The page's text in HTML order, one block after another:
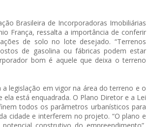
Brasileira de Incorporadoras Imobiliárias
França, ressalta a importância de conferir
de solo no lote desejado. “Terrenos
de gasolina ou fábricas podem estar
bom é aquele que deixa o terreno
a legislação em vigor na área do terreno e o
ela está enquadrada. O Plano Diretor e a Lei
todos os parâmetros urbanísticos para
cidade e interferem no projeto. “O plano e